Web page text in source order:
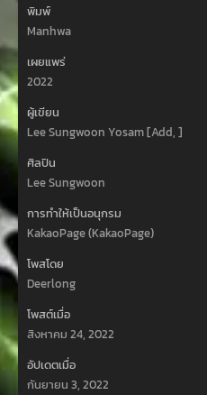
พิมพ์
Manhwa
เผยแพร่
2022
ผู้เขียน
Lee Sungwoon Yosam [Add, ]
ศิลปิน
Lee Sungwoon
การทำให้เป็นอนุกรม
KakaoPage (KakaoPage)
โพสโดย
Deerlong
โพสต์เมื่อ
สิงหาคม 24, 2022
อัปเดตเมื่อ
กันยายน 3, 2022